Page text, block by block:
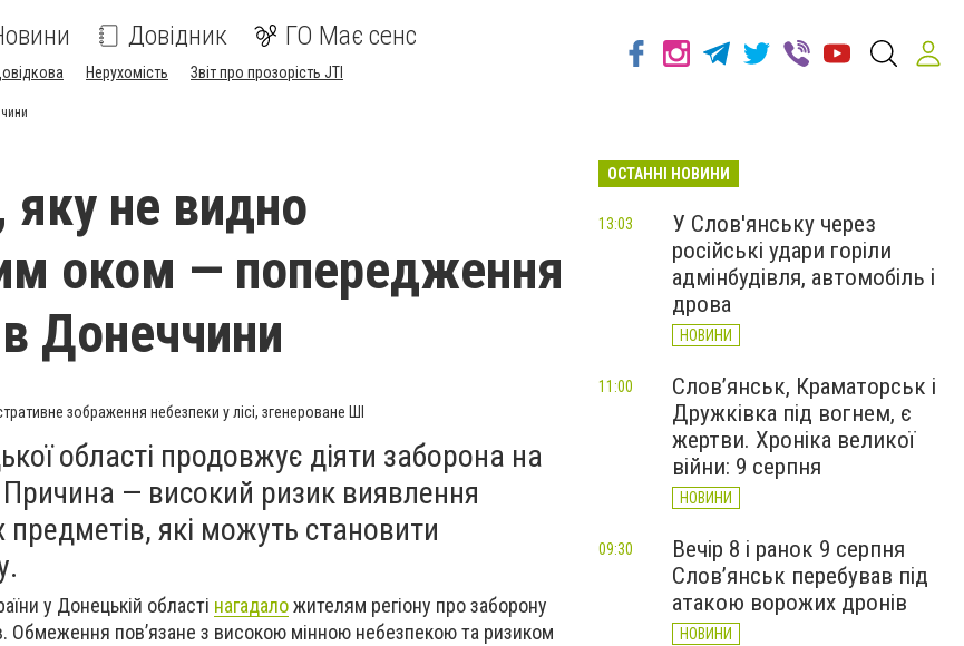
Довідник ГО Має сенс
Нерухомість Звіт про прозорість JTI
яку не видно
оком — попередження
Донеччини
зображення небезпеки у лісі, згенероване ШІ
області продовжує діяти заборона на
Причина — високий ризик виявлення
предметів, які можуть становити
у Донецькій області нагадаложителям регіону про заборону
Обмеження пов’язане з високою мінною небезпекою та ризиком
ОСТАННІ НОВИНИ
У Слов'янську через
російські удари горіли
адмінбудівля, автомобіль і
дрова
НОВИНИ
13:03
Слов’янськ, Краматорськ і
Дружківка під вогнем, є
жертви. Хроніка великої
війни: 9 серпня
НОВИНИ
11:00
Вечір 8 і ранок 9 серпня
Слов’янськ перебував під
атакою ворожих дронів
НОВИНИ
09:30